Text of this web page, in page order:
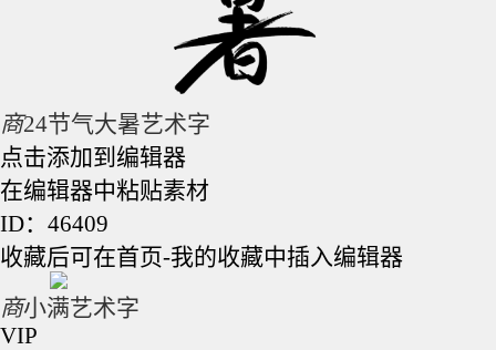
商24节气大暑艺术字
点击添加到编辑器
在编辑器中粘贴素材
ID：46409
收藏后可在首页-我的收藏中插入编辑器
商小满艺术字
VIP